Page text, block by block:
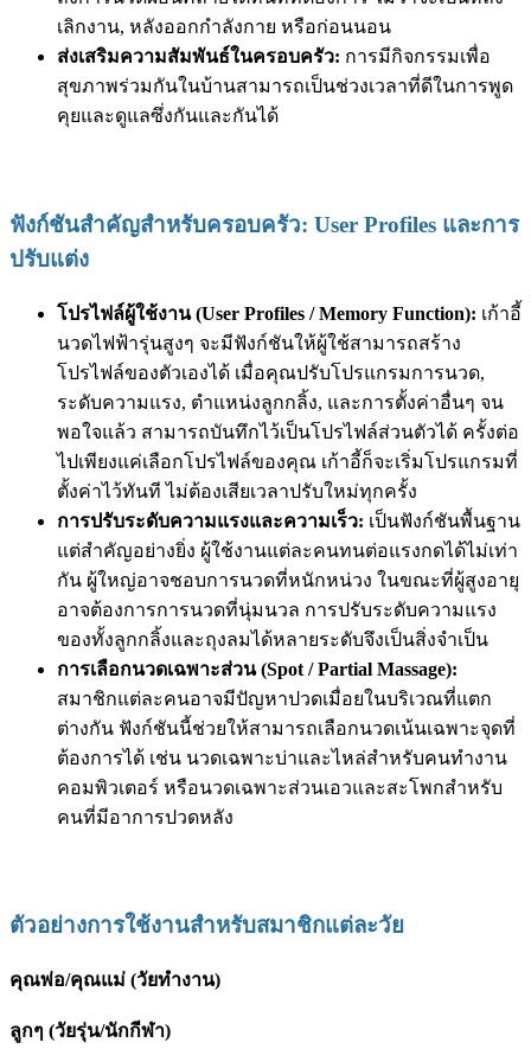
เลิกงาน, หลังออกกำลังกาย หรือก่อนนอน
ส่งเสริมความสัมพันธ์ในครอบครัว: การมีกิจกรรมเพื่อ
สุขภาพร่วมกันในบ้านสามารถเป็นช่วงเวลาที่ดีในการพูด
คุยและดูแลซึ่งกันและกันได้
ฟังก์ชันสำคัญสำหรับครอบครัว: User Profiles และการ
ปรับแต่ง
โปรไฟล์ผู้ใช้งาน (User Profiles / Memory Function): เก้าอี้
นวดไฟฟ้ารุ่นสูงๆ จะมีฟังก์ชันให้ผู้ใช้สามารถสร้าง
โปรไฟล์ของตัวเองได้ เมื่อคุณปรับโปรแกรมการนวด,
ระดับความแรง, ตำแหน่งลูกกลิ้ง, และการตั้งค่าอื่นๆ จน
พอใจแล้ว สามารถบันทึกไว้เป็นโปรไฟล์ส่วนตัวได้ ครั้งต่อ
ไปเพียงแค่เลือกโปรไฟล์ของคุณ เก้าอี้ก็จะเริ่มโปรแกรมที่
ตั้งค่าไว้ทันที ไม่ต้องเสียเวลาปรับใหม่ทุกครั้ง
การปรับระดับความแรงและความเร็ว: เป็นฟังก์ชันพื้นฐาน
แต่สำคัญอย่างยิ่ง ผู้ใช้งานแต่ละคนทนต่อแรงกดได้ไม่เท่า
กัน ผู้ใหญ่อาจชอบการนวดที่หนักหน่วง ในขณะที่ผู้สูงอายุ
อาจต้องการการนวดที่นุ่มนวล การปรับระดับความแรง
ของทั้งลูกกลิ้งและถุงลมได้หลายระดับจึงเป็นสิ่งจำเป็น
การเลือกนวดเฉพาะส่วน (Spot / Partial Massage):
สมาชิกแต่ละคนอาจมีปัญหาปวดเมื่อยในบริเวณที่แตก
ต่างกัน ฟังก์ชันนี้ช่วยให้สามารถเลือกนวดเน้นเฉพาะจุดที่
ต้องการได้ เช่น นวดเฉพาะบ่าและไหล่สำหรับคนทำงาน
คอมพิวเตอร์ หรือนวดเฉพาะส่วนเอวและสะโพกสำหรับ
คนที่มีอาการปวดหลัง
ตัวอย่างการใช้งานสำหรับสมาชิกแต่ละวัย
คุณพ่อ/คุณแม่ (วัยทำงาน)
ลูกๆ (วัยรุ่น/นักกีฬา)